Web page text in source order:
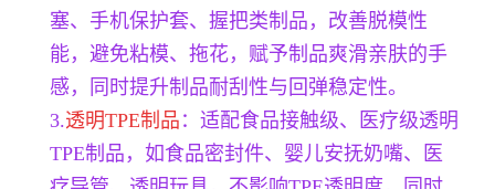
塞、手机保护套、握把类制品，改善脱模性
能，避免粘模、拖花，赋予制品爽滑亲肤的手
感，同时提升制品耐刮性与回弹稳定性。
3.透明TPE制品 ：适配食品接触级、医疗级透明
TPE制品，如食品密封件、婴儿安抚奶嘴、医